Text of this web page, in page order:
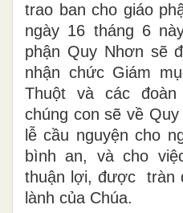
trao ban cho giáo
ngày 16 tháng 6
phận Quy Nhơn sẽ
nhận chức Giám
Thuột và các
chúng con sẽ về
lễ cầu nguyện cho
bình an, và cho
thuận lợi, được tràn
lành của Chúa.